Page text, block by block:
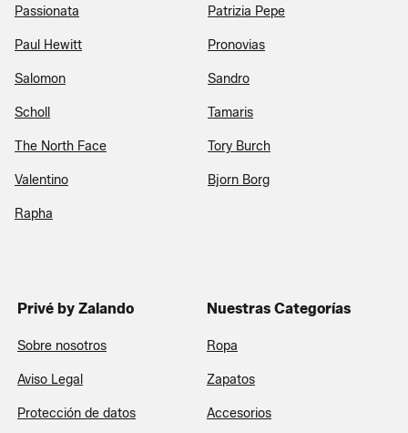
Passionata Patrizia Pepe
Paul Hewitt Pronovias
Salomon Sandro
Scholl Tamaris
The North Face Tory Burch
Valentino Bjorn Borg
Rapha
Privé by Zalando
Sobre nosotros
Aviso Legal
Protección de datos
Nuestras Categorías
Ropa
Zapatos
Accesorios